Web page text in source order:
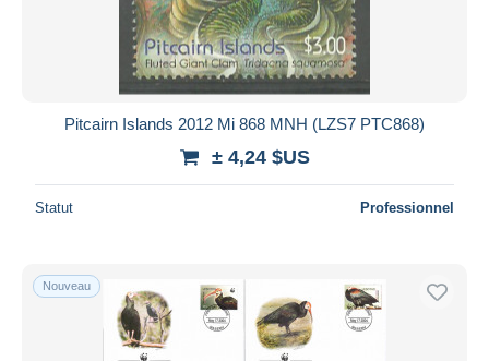
Pitcairn Islands 2012 Mi 868 MNH (LZS7 PTC868)
± 4,24 $US
Statut Professionnel
Nouveau